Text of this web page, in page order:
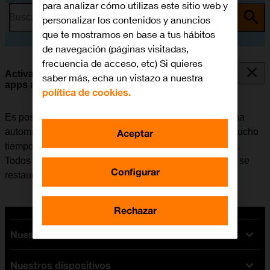
Busca por problema o tema
Activar o desactivar la eliminación automática de
apps no utilizadas
Es posible configurar el móvil para que elimine de forma
automática las apps que no se han utilizado durante mucho
tiempo y así liberar espacio en la memoria del teléfono.
Todos los ajustes de las apps y los datos se guardan y se
restauran al volver a instalar la app de App Store.
Nuestras tarifas
Tarifas Orange
Nuestros dispositivos
para analizar cómo utilizas este sitio web y
personalizar los contenidos y anuncios
que te mostramos en base a tus hábitos
de navegación (páginas visitadas,
frecuencia de acceso, etc) Si quieres
saber más, echa un vistazo a nuestra
política de cookies.
Configurar
Rechazar
Aceptar